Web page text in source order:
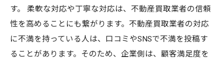
す。 柔軟な対応や丁寧な対応は、不動産買取業者の信頼
性を高めることにも繋がります。不動産買取業者の対応
に不満を持っている人は、口コミやSNSで不満を投稿す
ることがあります。そのため、企業側は、顧客満足度を